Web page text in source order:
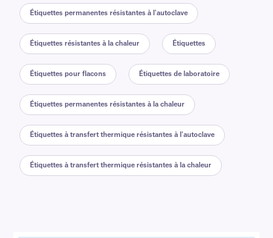
Étiquettes permanentes résistantes à l'autoclave
Étiquettes résistantes à la chaleur Étiquettes
Étiquettes pour flacons Étiquettes de laboratoire
Étiquettes permanentes résistantes à la chaleur
Étiquettes à transfert thermique résistantes à l'autoclave
Étiquettes à transfert thermique résistantes à la chaleur